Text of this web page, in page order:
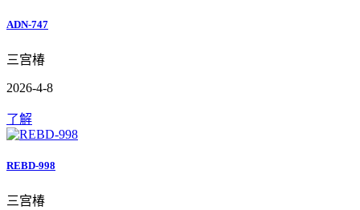
ADN-747
三宫椿
2026-4-8
了解
REBD-998
三宫椿